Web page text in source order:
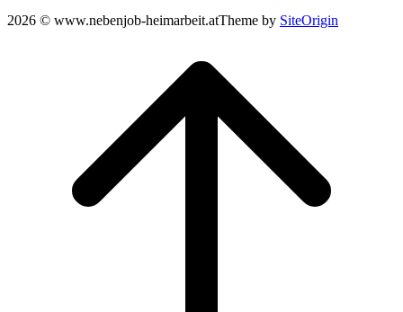
2026 © www.nebenjob-heimarbeit.atTheme by SiteOrigin